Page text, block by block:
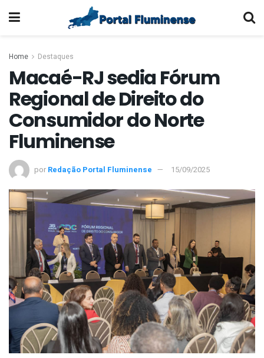
Home Destaques
Macaé-RJ sedia Fórum
Regional de Direito do
Consumidor do Norte
Fluminense
por Redação Portal Fluminense 15/09/2025